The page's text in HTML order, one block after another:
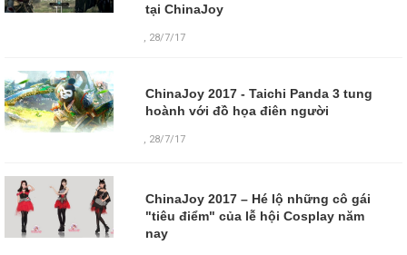
tại ChinaJoy
, 28/7/17
ChinaJoy 2017 - Taichi Panda 3 tung
hoành với đồ họa điên người
, 28/7/17
ChinaJoy 2017 – Hé lộ những cô gái
"tiêu điểm" của lễ hội Cosplay năm
nay